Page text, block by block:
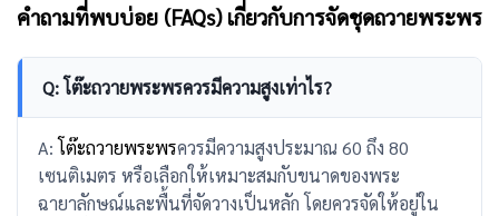
คำถามที่พบบ่อย (FAQs) เกี่ยวกับการจัดชุดถวายพระพร
Q: โต๊ะถวายพระพรควรมีความสูงเท่าไร?
A: โต๊ะถวายพระพรควรมีความสูงประมาณ 60 ถึง 80
เซนติเมตร หรือเลือกให้เหมาะสมกับขนาดของพระ
ฉายาลักษณ์และพื้นที่จัดวางเป็นหลัก โดยควรจัดให้อยู่ใน